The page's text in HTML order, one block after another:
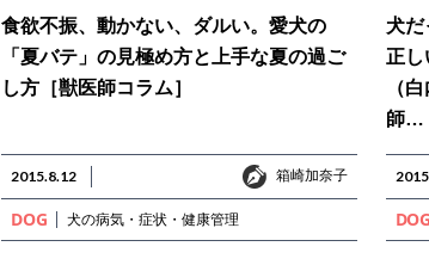
食欲不振、動かない、ダルい。愛犬の
「夏バテ」の見極め方と上手な夏の過ご
し方［獣医師コラム］
2015.8.12 箱崎加奈子
箱崎加奈子
DOG 犬の病気・症状・健康管理
犬だ
正し
（
師…
DOG